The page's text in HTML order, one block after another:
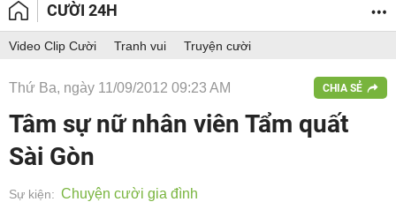
CƯỜI 24H
Video Clip Cười Tranh vui Truyện cười
Thứ Ba, ngày 11/09/2012 09:23 AM CHIA SẺ
Tâm sự nữ nhân viên Tẩm quất
Sài Gòn
Sự kiện: Chuyện cười gia đình